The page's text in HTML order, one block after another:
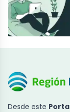
Desde este